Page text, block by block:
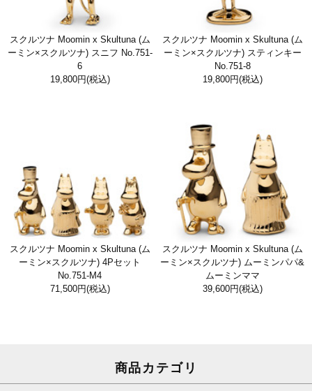
スクルツナ Moomin x Skultuna (ム
ーミン×スクルツナ) スニフ No.751-
6
19,800円(税込)
スクルツナ Moomin x Skultuna (ム
ーミン×スクルツナ) スティンキー
No.751-8
19,800円(税込)
スクルツナ Moomin x Skultuna (ム
ーミン×スクルツナ) 4Pセット
No.751-M4
71,500円(税込)
スクルツナ Moomin x Skultuna (ム
ーミン×スクルツナ) ムーミンパパ&
ムーミンママ
39,600円(税込)
商品カテゴリ